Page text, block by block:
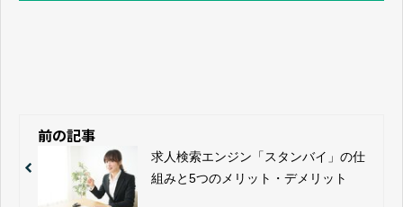
前の記事
求人検索エンジン「スタンバイ」の仕
組みと5つのメリット・デメリット